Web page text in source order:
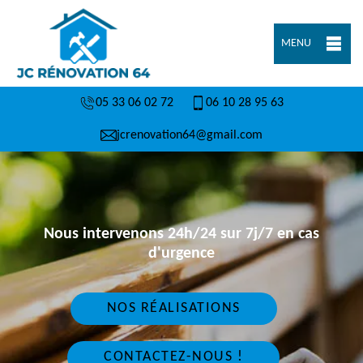
MENU
05 33 06 02 72 06 10 28 95 63
jcrenovation64@gmail.com
Nous intervenons 24h/24 sur 7j/7 en cas
d'urgence
NOS RÉALISATIONS
CONTACTEZ-NOUS !